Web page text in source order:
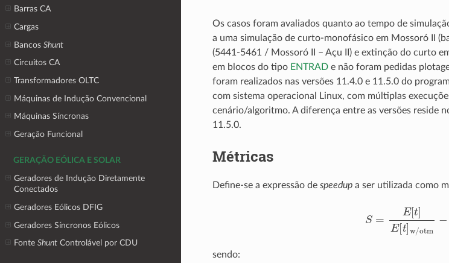
Barras CA
Cargas
BancosShunt
Circuitos CA
Transformadores OLTC
Máquinas de Indução Convencional
Máquinas Síncronas
Geração Funcional
GERAÇÃO EÓLICA E SOLAR
Geradores de Indução Diretamente
Conectados
Geradores Eólicos DFIG
Geradores Síncronos Eólicos
FonteShunt Controlável por CDU
Os casos foram avaliados quanto ao tempo de
a uma simulação de curto-monofásico em Mossoró II
(5441-5461 / Mossoró II – Açu II) e extinção do curto
em blocos do tipo ENTRADe não foram pedidas
foram realizados nas versões 11.4.0 e 11.5.0 do
com sistema operacional Linux, com múltiplas
cenário/algoritmo. A diferença entre as versões reside
11.5.0.
Métricas
Define-se a expressão de speedupa ser utilizada como
t]w/otm
sendo: